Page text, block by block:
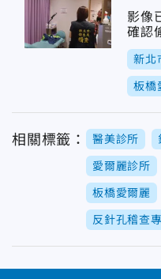
影像
確認
新北
板橋
相關標籤： 醫美診所
愛爾麗診所
板橋愛爾麗
反針孔稽查